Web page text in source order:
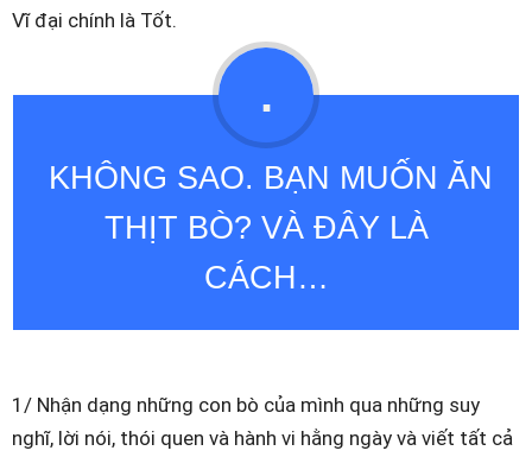
Vĩ đại chính là Tốt.
.
KHÔNG SAO. BẠN MUỐN ĂN
THỊT BÒ? VÀ ĐÂY LÀ
CÁCH…
1/ Nhận dạng những con bò của mình qua những suy
nghĩ, lời nói, thói quen và hành vi hằng ngày và viết tất cả